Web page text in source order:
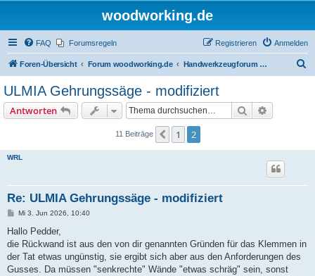
woodworking.de
FAQ Forumsregeln Anmelden
Registrieren
Foren-Übersicht Forum woodworking.de Handwerkzeugforum - das leise Forum
ULMIA Gehrungssäge - modifiziert
Antworten Suche
11 Beiträge Vorherige
1 2
WRL
Re: ULMIA Gehrungssäge - modifiziert
B
i
r
a
Mi 3. Jun 2026, 10:40
Hallo Pedder,
die Rückwand ist aus den von dir genannten Gründen für das Klemmen in
der Tat etwas ungünstig, sie ergibt sich aber aus den Anforderungen des
Gusses. Da müssen "senkrechte" Wände "etwas schräg" sein, sonst